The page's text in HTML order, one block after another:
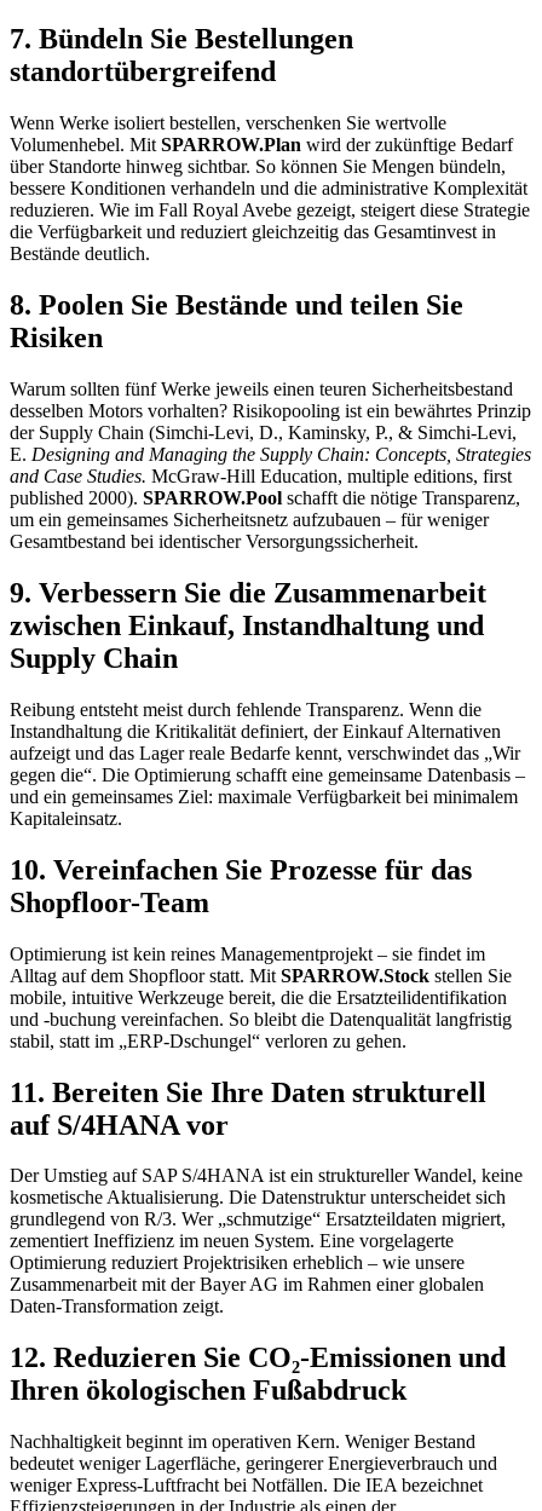
7. Bündeln Sie Bestellungen
standortübergreifend
Wenn Werke isoliert bestellen, verschenken Sie wertvolle
Volumenhebel. Mit SPARROW.Plan wird der zukünftige Bedarf
über Standorte hinweg sichtbar. So können Sie Mengen bündeln,
bessere Konditionen verhandeln und die administrative Komplexität
reduzieren. Wie im Fall Royal Avebe gezeigt, steigert diese Strategie
die Verfügbarkeit und reduziert gleichzeitig das Gesamtinvest in
Bestände deutlich.
8. Poolen Sie Bestände und teilen Sie
Risiken
Warum sollten fünf Werke jeweils einen teuren Sicherheitsbestand
desselben Motors vorhalten? Risikopooling ist ein bewährtes Prinzip
der Supply Chain (Simchi-Levi, D., Kaminsky, P., & Simchi-Levi,
E. Designing and Managing the Supply Chain: Concepts, Strategies
and Case Studies. McGraw-Hill Education, multiple editions, first
published 2000). SPARROW.Pool schafft die nötige Transparenz,
um ein gemeinsames Sicherheitsnetz aufzubauen – für weniger
Gesamtbestand bei identischer Versorgungssicherheit.
9. Verbessern Sie die Zusammenarbeit
zwischen Einkauf, Instandhaltung und
Supply Chain
Reibung entsteht meist durch fehlende Transparenz. Wenn die
Instandhaltung die Kritikalität definiert, der Einkauf Alternativen
aufzeigt und das Lager reale Bedarfe kennt, verschwindet das „Wir
gegen die“. Die Optimierung schafft eine gemeinsame Datenbasis –
und ein gemeinsames Ziel: maximale Verfügbarkeit bei minimalem
Kapitaleinsatz.
10. Vereinfachen Sie Prozesse für das
Shopfloor-Team
Optimierung ist kein reines Managementprojekt – sie findet im
Alltag auf dem Shopfloor statt. Mit SPARROW.Stock stellen Sie
mobile, intuitive Werkzeuge bereit, die die Ersatzteilidentifikation
und -buchung vereinfachen. So bleibt die Datenqualität langfristig
stabil, statt im „ERP-Dschungel“ verloren zu gehen.
11. Bereiten Sie Ihre Daten strukturell
auf S/4HANA vor
Der Umstieg auf SAP S/4HANAist ein struktureller Wandel, keine
kosmetische Aktualisierung. Die Datenstruktur unterscheidet sich
grundlegend von R/3. Wer „schmutzige“ Ersatzteildaten migriert,
zementiert Ineffizienz im neuen System. Eine vorgelagerte
Optimierung reduziert Projektrisiken erheblich – wie unsere
Zusammenarbeit mit derBayer AG im Rahmen einer globalen
Daten-Transformation zeigt.
12. Reduzieren Sie CO₂-Emissionen und
Ihren ökologischen Fußabdruck
Nachhaltigkeit beginnt im operativen Kern. Weniger Bestand
bedeutet weniger Lagerfläche, geringerer Energieverbrauch und
weniger Express-Luftfracht bei Notfällen. Die IEA bezeichnet